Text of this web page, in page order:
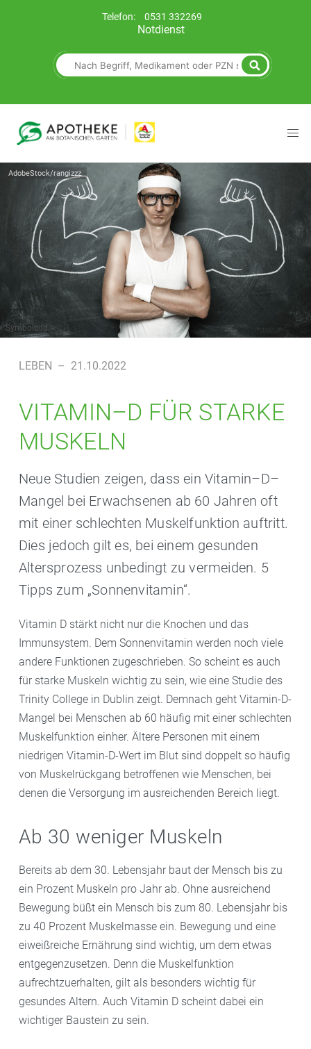
Telefon: 0531 332269
Notdienst
AdobeStock/rangizzz
Symbolbild
LEBEN – 21.10.2022
VITAMIN–D FÜR STARKE
MUSKELN
Neue Studien zeigen, dass ein Vitamin–D–
Mangel bei Erwachsenen ab 60 Jahren oft
mit einer schlechten Muskelfunktion auftritt.
Dies jedoch gilt es, bei einem gesunden
Altersprozess unbedingt zu vermeiden. 5
Tipps zum „Sonnenvitamin“.
Vitamin D stärkt nicht nur die Knochen und das
Immunsystem. Dem Sonnenvitamin werden noch viele
andere Funktionen zugeschrieben. So scheint es auch
für starke Muskeln wichtig zu sein, wie eine Studie des
Trinity College in Dublin zeigt. Demnach geht Vitamin-D-
Mangel bei Menschen ab 60 häufig mit einer schlechten
Muskelfunktion einher. Ältere Personen mit einem
niedrigen Vitamin-D-Wert im Blut sind doppelt so häufig
von Muskelrückgang betroffenen wie Menschen, bei
denen die Versorgung im ausreichenden Bereich liegt.
Ab 30 weniger Muskeln
Bereits ab dem 30. Lebensjahr baut der Mensch bis zu
ein Prozent Muskeln pro Jahr ab. Ohne ausreichend
Bewegung büßt ein Mensch bis zum 80. Lebensjahr bis
zu 40 Prozent Muskelmasse ein. Bewegung und eine
eiweißreiche Ernährung sind wichtig, um dem etwas
entgegenzusetzen. Denn die Muskelfunktion
aufrechtzuerhalten, gilt als besonders wichtig für
gesundes Altern. Auch Vitamin D scheint dabei ein
wichtiger Baustein zu sein.